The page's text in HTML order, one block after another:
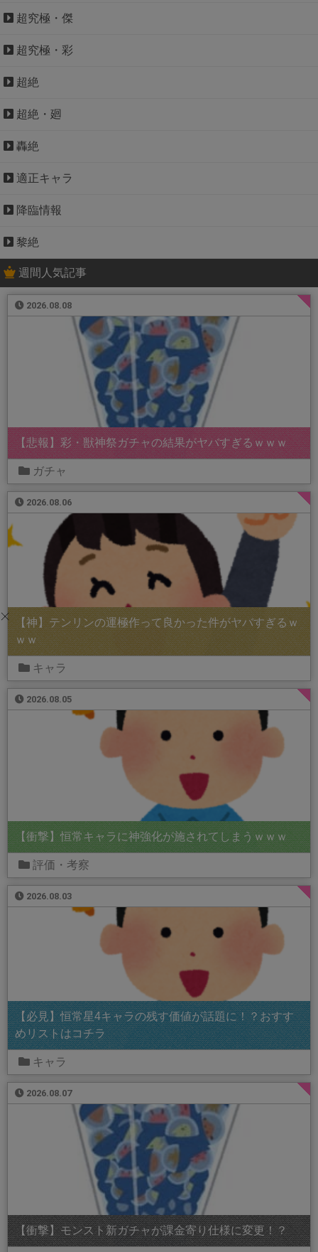
超究極・傑
超究極・彩
超絶
超絶・廻
轟絶
適正キャラ
降臨情報
黎絶
週間人気記事
2026.08.08
【悲報】彩・獣神祭ガチャの結果がヤバすぎるｗｗｗ
ガチャ
2026.08.06
【神】テンリンの運極作って良かった件がヤバすぎるｗ
ｗｗ
キャラ
2026.08.05
【衝撃】恒常キャラに神強化が施されてしまうｗｗｗ
評価・考察
2026.08.03
【必見】恒常星4キャラの残す価値が話題に！？おすす
めリストはコチラ
キャラ
2026.08.07
【衝撃】モンスト新ガチャが課金寄り仕様に変更！？